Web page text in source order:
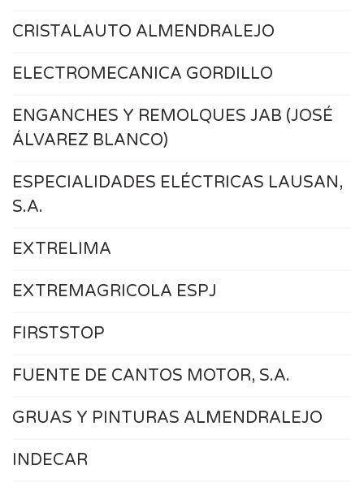
CRISTALAUTO ALMENDRALEJO
ELECTROMECANICA GORDILLO
ENGANCHES Y REMOLQUES JAB (JOSÉ
ÁLVAREZ BLANCO)
ESPECIALIDADES ELÉCTRICAS LAUSAN,
S.A.
EXTRELIMA
EXTREMAGRICOLA ESPJ
FIRSTSTOP
FUENTE DE CANTOS MOTOR, S.A.
GRUAS Y PINTURAS ALMENDRALEJO
INDECAR